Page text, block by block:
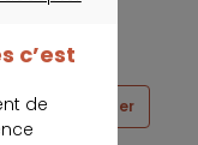
Partager
c’est
de